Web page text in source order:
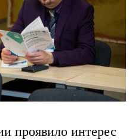
проявило интерес